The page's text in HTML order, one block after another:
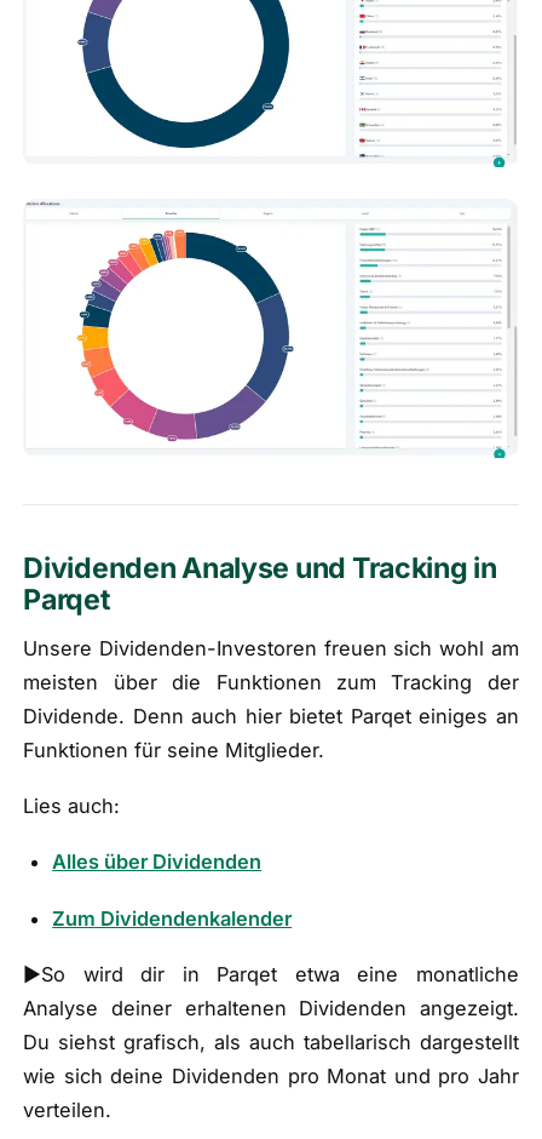
Dividenden Analyse und Tracking in
Parqet
Unsere Dividenden-Investoren freuen sich wohl am
meisten über die Funktionen zum Tracking der
Dividende. Denn auch hier bietet Parqet einiges an
Funktionen für seine Mitglieder.
Lies auch:
Alles über Dividenden
Zum Dividendenkalender
►So wird dir in Parqet etwa eine monatliche
Analyse deiner erhaltenen Dividenden angezeigt.
Du siehst grafisch, als auch tabellarisch dargestellt
wie sich deine Dividenden pro Monat und pro Jahr
verteilen.